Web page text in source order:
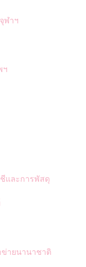
ฬาฯ
ฯ
และการพัสดุ
ายนานาชาติ